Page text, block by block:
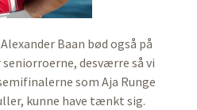
Baan bød også på
desværre så vi
som Aja Runge
kunne have tænkt sig.